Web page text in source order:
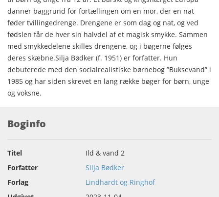
danner baggrund for fortællingen om en mor, der en nat
føder tvillingedrenge. Drengene er som dag og nat, og ved
fødslen får de hver sin halvdel af et magisk smykke. Sammen
med smykkedelene skilles drengene, og i bøgerne følges
deres skæbne.Silja Bødker (f. 1951) er forfatter. Hun
debuterede med den socialrealistiske børnebog ”Buksevand” i
1985 og har siden skrevet en lang række bøger for børn, unge
og voksne.
Boginfo
Titel
Ild & vand 2
Forfatter
Silja Bødker
Forlag
Lindhardt og Ringhof